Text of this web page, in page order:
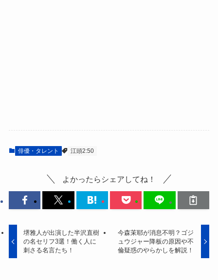
俳優・タレント 江頭2:50
よかったらシェアしてね！
堺雅人が出演した半沢直樹
の名セリフ3選！働く人に
刺さる名言たち！
今森茉耶が消息不明？ゴジ
ュウジャー降板の原因や不
倫疑惑のやらかしを解説！